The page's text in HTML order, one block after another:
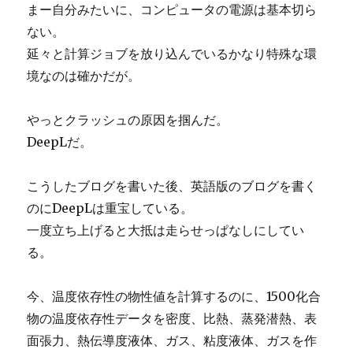
まー自分みたいに、コンピュータの電源は基本切ら
ない。
延々と計算ジョブを放り込んでいるかなり特殊な環
境なのは確かだが。
やっとクラッシュの原因を掴んだ。
DeepLだ。
こうしたブログを書いた後、英語版のブログを書く
のにDeepLは重宝している。
一度立ち上げると大抵は走らせっぱなしにしてい
る。
今、温度依存性の物性値を計算するのに、1500化合
物の温度依存性データを密度、比熱、蒸発潜熱、表
面張力、熱伝導度液体、ガス、粘度液体、ガスを作